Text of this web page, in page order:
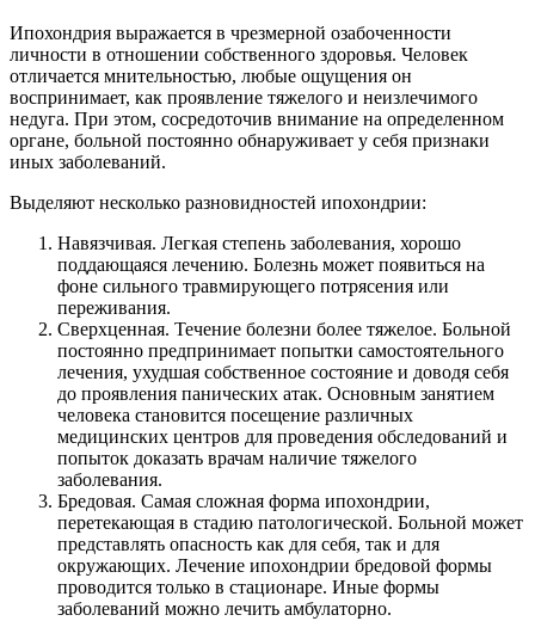
Ипохондрия выражается в чрезмерной озабоченности
личности в отношении собственного здоровья. Человек
отличается мнительностью, любые ощущения он
воспринимает, как проявление тяжелого и неизлечимого
недуга. При этом, сосредоточив внимание на определенном
органе, больной постоянно обнаруживает у себя признаки
иных заболеваний.
Выделяют несколько разновидностей ипохондрии:
Навязчивая. Легкая степень заболевания, хорошо
поддающаяся лечению. Болезнь может появиться на
фоне сильного травмирующего потрясения или
переживания.
Сверхценная. Течение болезни более тяжелое. Больной
постоянно предпринимает попытки самостоятельного
лечения, ухудшая собственное состояние и доводя себя
до проявления панических атак. Основным занятием
человека становится посещение различных
медицинских центров для проведения обследований и
попыток доказать врачам наличие тяжелого
заболевания.
Бредовая. Самая сложная форма ипохондрии,
перетекающая в стадию патологической. Больной может
представлять опасность как для себя, так и для
окружающих. Лечение ипохондрии бредовой формы
проводится только в стационаре. Иные формы
заболеваний можно лечить амбулаторно.